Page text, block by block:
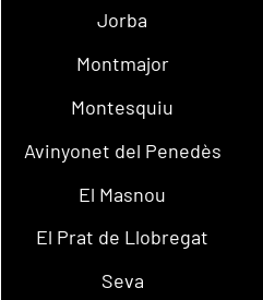
Jorba
Montmajor
Montesquiu
Avinyonet del Penedès
El Masnou
El Prat de Llobregat
Seva